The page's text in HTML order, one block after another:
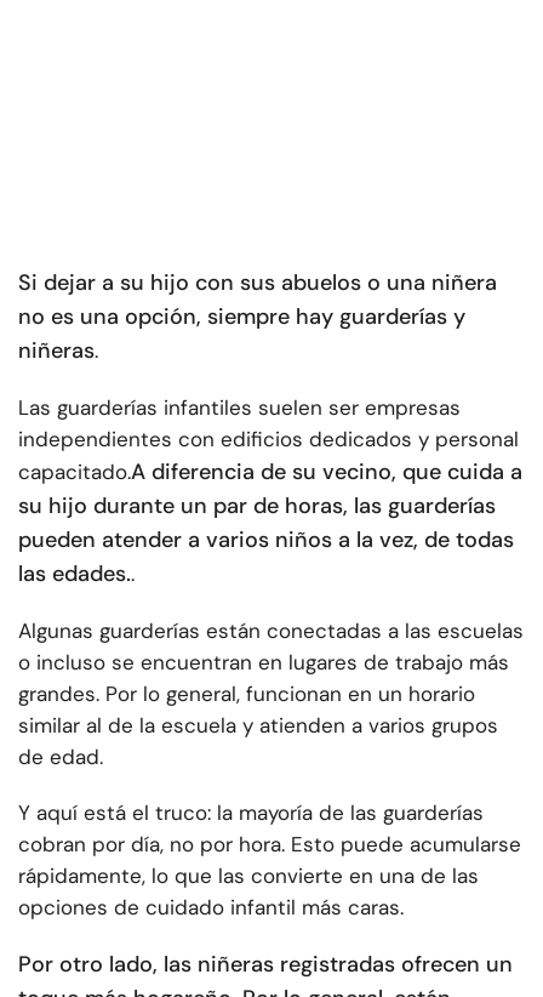
Si dejar a su hijo con sus abuelos o una niñera
no es una opción, siempre hay guarderías y
niñeras.
Las guarderías infantiles suelen ser empresas
independientes con edificios dedicados y personal
capacitado.A diferencia de su vecino, que cuida a
su hijo durante un par de horas, las guarderías
pueden atender a varios niños a la vez, de todas
las edades..
Algunas guarderías están conectadas a las escuelas
o incluso se encuentran en lugares de trabajo más
grandes. Por lo general, funcionan en un horario
similar al de la escuela y atienden a varios grupos
de edad.
Y aquí está el truco: la mayoría de las guarderías
cobran por día, no por hora. Esto puede acumularse
rápidamente, lo que las convierte en una de las
opciones de cuidado infantil más caras.
Por otro lado, las niñeras registradas ofrecen un